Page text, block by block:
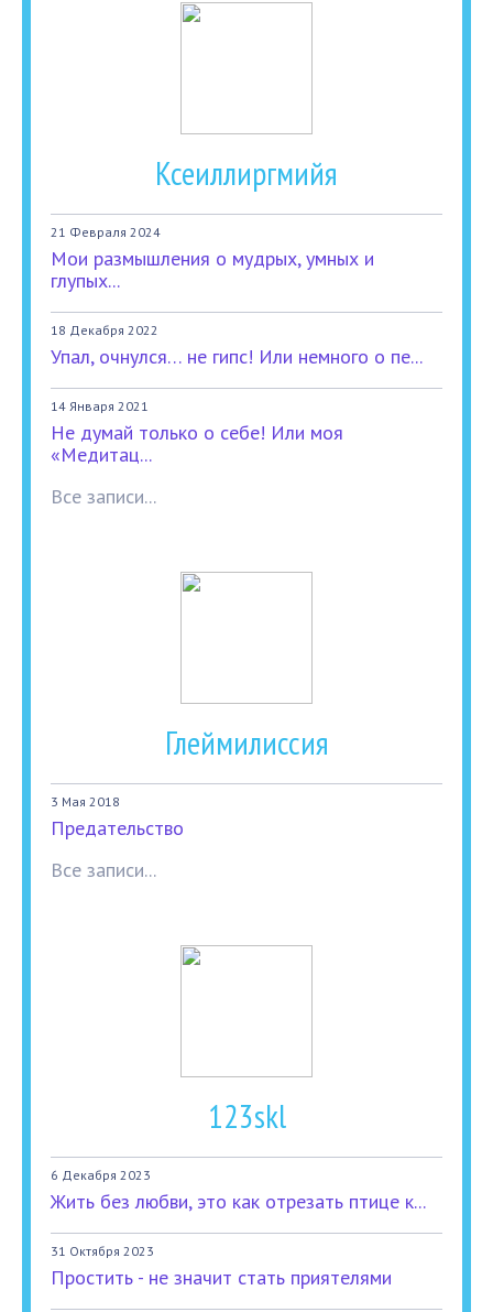
Ксеиллиргмийя
21 Февраля 2024
Мои размышления о мудрых, умных и
глупых...
18 Декабря 2022
Упал, очнулся… не гипс! Или немного о пе...
14 Января 2021
Не думай только о себе! Или моя
«Медитац...
Все записи...
Глеймилиссия
3 Мая 2018
Предательство
Все записи...
123skl
6 Декабря 2023
Жить без любви, это как отрезать птице к...
31 Октября 2023
Простить - не значит стать приятелями